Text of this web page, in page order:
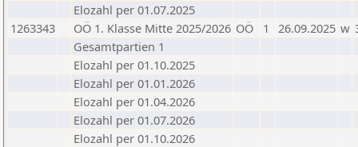
Elozahl per 01.07.2025
1263343
OÖ 1. Klasse Mitte 2025/2026 OÖ 1 26.09.2025 w
Gesamtpartien 1
Elozahl per 01.10.2025
Elozahl per 01.01.2026
Elozahl per 01.04.2026
Elozahl per 01.07.2026
Elozahl per 01.10.2026